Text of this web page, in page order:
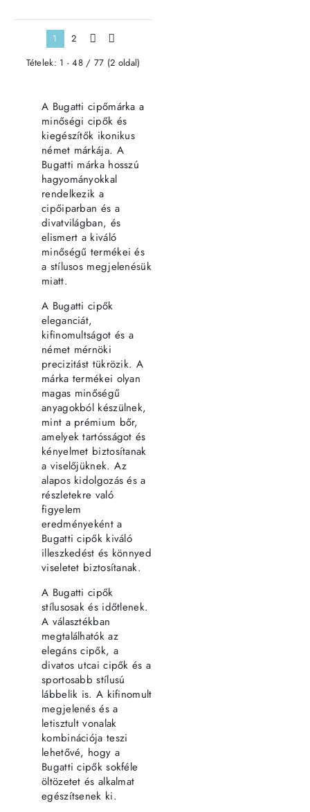
1 2 >
>|
Tételek: 1 - 48 / 77 (2 oldal)
A Bugatti cipőmárka a
minőségi cipők és
kiegészítők ikonikus
német márkája. A
Bugatti márka hosszú
hagyományokkal
rendelkezik a
cipőiparban és a
divatvilágban, és
elismert a kiváló
minőségű termékei és
a stílusos megjelenésük
miatt.
A Bugatti cipők
eleganciát,
kifinomultságot és a
német mérnöki
precizitást tükrözik. A
márka termékei olyan
magas minőségű
anyagokból készülnek,
mint a prémium bőr,
amelyek tartósságot és
kényelmet biztosítanak
a viselőjüknek. Az
alapos kidolgozás és a
részletekre való
figyelem
eredményeként a
Bugatti cipők kiváló
illeszkedést és könnyed
viseletet biztosítanak.
A Bugatti cipők
stílusosak és időtlenek.
A választékban
megtalálhatók az
elegáns cipők, a
divatos utcai cipők és a
sportosabb stílusú
lábbelik is. A kifinomult
megjelenés és a
letisztult vonalak
kombinációja teszi
lehetővé, hogy a
Bugatti cipők sokféle
öltözetet és alkalmat
egészítsenek ki.